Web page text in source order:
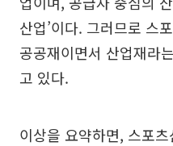
산업’이다. 그러므로 스
공공재이면서 산업재라
고 있다.
이상을 요약하면, 스포